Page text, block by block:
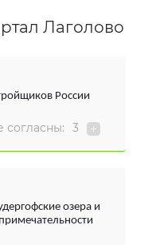
Лаголово
России
согласны: 3
озера и